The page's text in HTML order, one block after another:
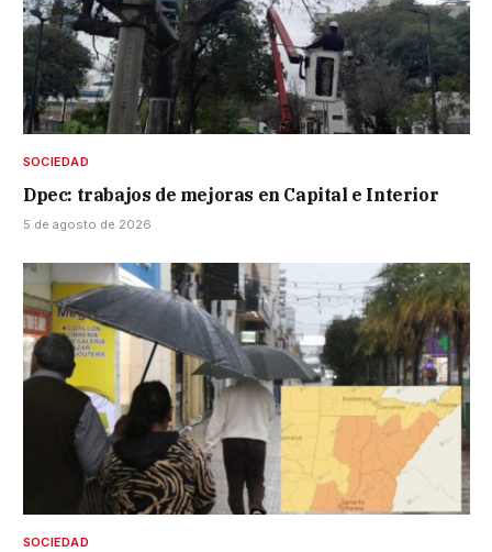
SOCIEDAD
Dpec: trabajos de mejoras en Capital e Interior
5 de agosto de 2026
SOCIEDAD